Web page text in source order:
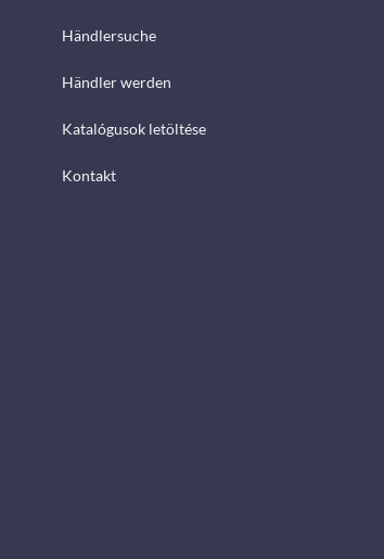
Händlersuche
Händler werden
Katalógusok letöltése
Kontakt